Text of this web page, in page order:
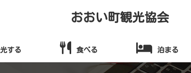
おおい町観光協会
する 食べる 泊まる